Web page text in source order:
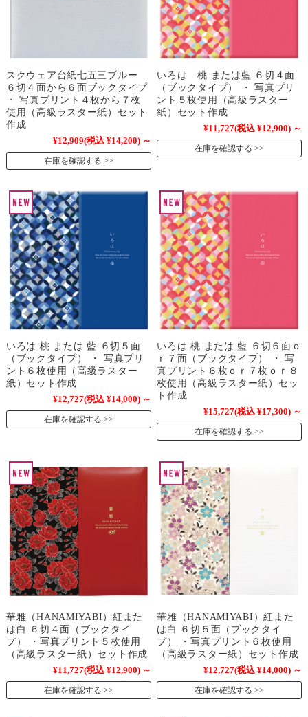
スクウェア台紙七五三ブルー
６切４面から６面ブックタイプ
・ 写真プリント４枚から７枚
使用（高級ラスター紙）セット
作成
¥12,909(税込 ¥14,200) ～
在庫を確認する
いろは 桃 または藍 ６切４面
（ブックタイプ） ・ 写真プリ
ント５枚使用（高級ラスター
紙）セット作成
¥11,727(税込 ¥12,900) ～
在庫を確認する
いろは 桃 または 藍 ６切５面
（ブックタイプ） ・ 写真プリ
ント６枚使用（高級ラスター
紙）セット作成
¥12,727(税込 ¥14,000) ～
在庫を確認する
いろは 桃 または 藍 ６切６面ｏ
ｒ７面（ブックタイプ） ・ 写
真プリント６枚ｏｒ７枚ｏｒ８
枚使用（高級ラスター紙）セッ
ト作成
¥15,727(税込 ¥17,300) ～
在庫を確認する
華雅（HANAMIYABI）紅また
は白 ６切４面（ブックタイ
プ） ・写真プリント５枚使用
（高級ラスター紙）セット作成
¥11,727(税込 ¥12,900) ～
在庫を確認する
華雅（HANAMIYABI）紅また
は白 ６切５面（ブックタイ
プ） ・写真プリント６枚使用
（高級ラスター紙）セット作成
¥12,727(税込 ¥14,000) ～
在庫を確認する